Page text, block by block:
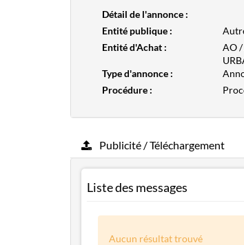
Détail de l'annonce :
Entité publique :
Entité d'Achat :
AO /
Type d'annonce :
Procédure :
Publicité / Téléchargement
Liste des messages
Aucun résultat trouvé